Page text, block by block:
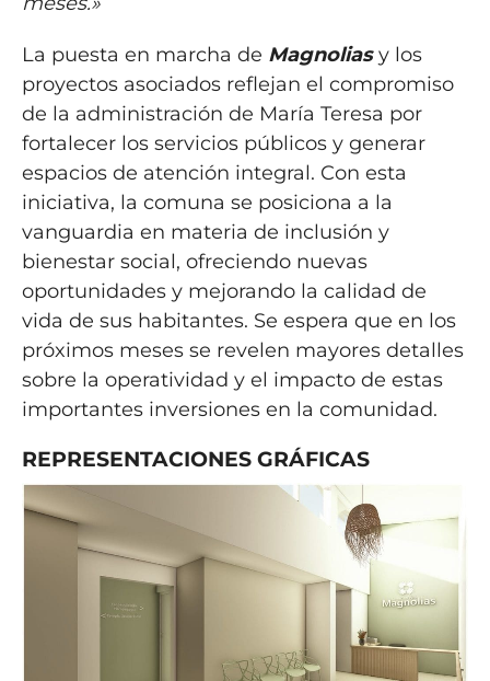
La puesta en marcha de Magnolias y los
proyectos asociados reflejan el compromiso
de la administración de María Teresa por
fortalecer los servicios públicos y generar
espacios de atención integral. Con esta
iniciativa, la comuna se posiciona a la
vanguardia en materia de inclusión y
bienestar social, ofreciendo nuevas
oportunidades y mejorando la calidad de
vida de sus habitantes. Se espera que en los
próximos meses se revelen mayores detalles
sobre la operatividad y el impacto de estas
importantes inversiones en la comunidad.
REPRESENTACIONES GRÁFICAS